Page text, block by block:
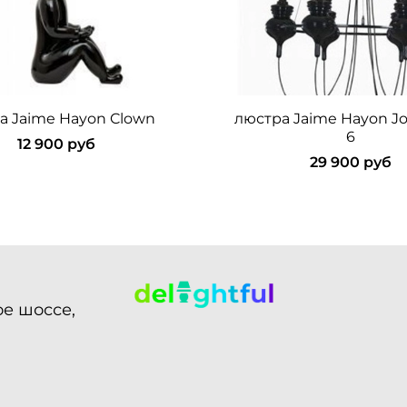
Jaime Hayon Clown
12 900 руб
люстра Jaime Hayon
6
29 900 руб
шоссе,